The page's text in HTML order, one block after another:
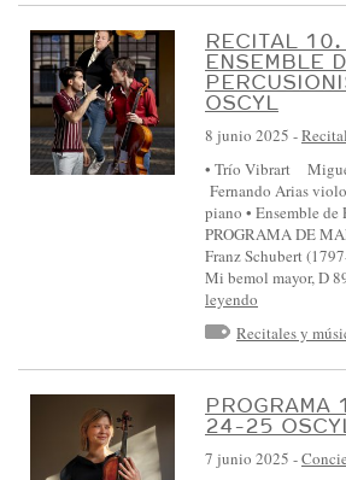
L
L
A
Y
L
E
V
RECITAL 10.
ENSEMBLE
OSCYL
8 junio 2025 -
• Trío Vibrart
Fernando Arias
piano • Ensemble
PROGRAMA DE
Franz Schubert
Mi bemol mayor, D
leyendo
Recitales y
PROGRAMA
24-25
7 junio 2025 -